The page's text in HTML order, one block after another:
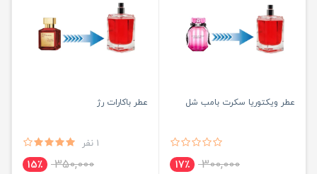
عطر ویکتوریا سکرت بامب شل
300,000 17٪
عطر باکارات رژ
1 نفر
350,000 15٪